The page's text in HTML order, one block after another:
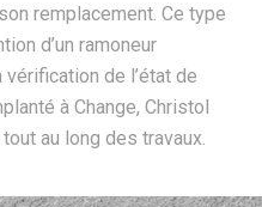
remplacement. Ce type
d’un ramoneur
de l’état de
à Change, Christol
au long des travaux.